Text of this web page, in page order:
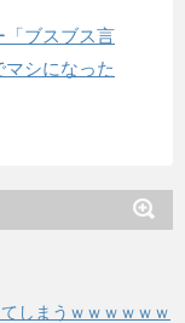
「ブスブス言
シになった
しまうｗｗｗｗｗｗ